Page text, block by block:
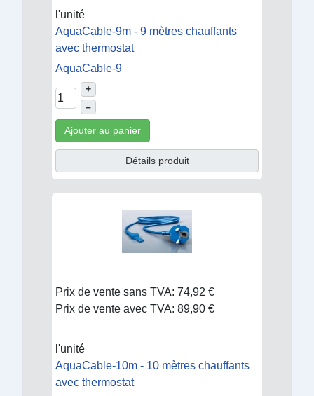
l'unité
AquaCable-9m - 9 mètres chauffants
avec thermostat
AquaCable-9
+
–
Ajouter au panier
Détails produit
Prix de vente sans TVA: 74,92 €
Prix de vente avec TVA: 89,90 €
l'unité
AquaCable-10m - 10 mètres chauffants
avec thermostat